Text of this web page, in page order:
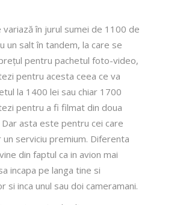
variază în jurul sumei de 1100 de
un salt în tandem, la care se
pentru pachetul foto-video,
pentru acesta ceea ce va
la 1400 lei sau chiar 1700
pentru a fi filmat din doua
Dar asta este pentru cei care
un serviciu premium. Diferenta
din faptul ca in avion mai
incapa pe langa tine si
si inca unul sau doi cameramani.